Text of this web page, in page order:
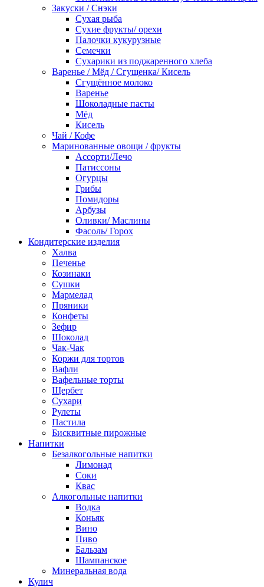
Закуски / Снэки
Сухая рыба
Сухие фрукты/ орехи
Палочки кукурузные
Семечки
Сухарики из поджаренного хлеба
Варенье / Мёд / Сгущенка/ Кисель
Сгущённое молоко
Варенье
Шоколадные пасты
Мёд
Кисель
Чай / Кофе
Маринованные овощи / фрукты
Ассорти/Лечо
Патиссоны
Огурцы
Грибы
Помидоры
Арбузы
Оливки/ Маслины
Фасоль/ Горох
Кондитерские изделия
Халва
Печенье
Козинаки
Сушки
Мармелад
Пряники
Конфеты
Зефир
Шоколад
Чак-Чак
Коржи для тортов
Вафли
Вафельные торты
Щербет
Сухари
Рулеты
Пастила
Бисквитные пирожные
Напитки
Безалкогольные напитки
Лимонад
Соки
Квас
Алкогольные напитки
Водка
Коньяк
Вино
Пиво
Бальзам
Шампанское
Минеральная вода
Кулич